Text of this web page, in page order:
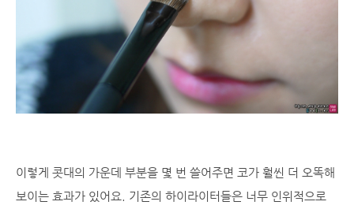
이렇게 콧대의 가운데 부분을 몇 번 쓸어주면 코가 훨씬 더 오똑해
보이는 효과가 있어요. 기존의 하이라이터들은 너무 인위적으로